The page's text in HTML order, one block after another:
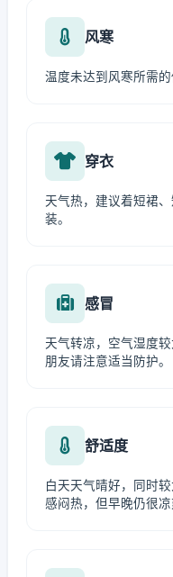
风寒
温度未达到风寒所需的
穿衣
天气热，建议着短裙
装。
感冒
天气转凉，空气湿度
朋友请注意适当防护。
舒适度
白天天气晴好，同时
感闷热，但早晚仍很凉